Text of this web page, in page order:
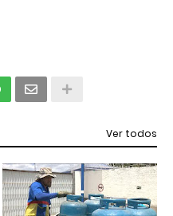
Ver todos